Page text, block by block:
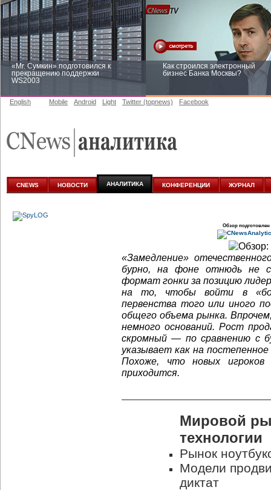
«Mr. Сумкин» подготовился к
прекращению поддержки
WS2003
Как строился электронный
бизнес Банка Москвы?
аналитике
English Mobile Android Light Twitter (topnews) Facebook
CNEWS НОВОСТИ АНАЛИТИКА КОНФЕРЕНЦИИ ЖУРНАЛ
Обзор подготовлен
«Замедление»
бурно, на фоне отнюдь не
формат гонки за позицию
на то, чтобы войти в
первенства того или иного
общего объема рынка.
немного оснований. Рост
скромный — по сравнению с
указывает как на
Похоже, что новых
приходится.
Мировой
технологии
Рынок
Модели
диктат